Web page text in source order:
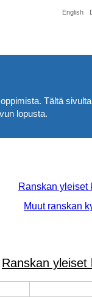
English
Tältä
lopusta.
Ranskan yleiset
Muut ranskan
Ranskan